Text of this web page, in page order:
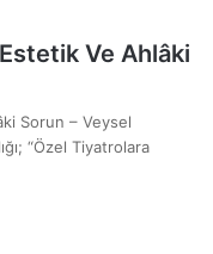
Ve Ahlâki
Sorun – Veysel
“Özel Tiyatrolara